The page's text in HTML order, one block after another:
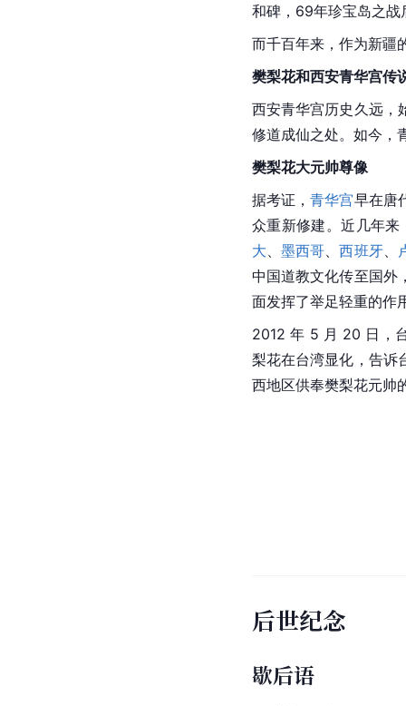
和碑，69年珍宝岛之战
而千百年来，作为新疆
樊梨花和西安青华宫传
西安青华宫历史久远，
修道成仙之处。如今，
樊梨花大元帅尊像
据考证，青华宫早在唐
众重新修建。近几年来
大 、墨西哥 、西班牙、
中国道教文化传至国外
面发挥了举足轻重的作
2012 年 5 月 20 日，
梨花在台湾显化，告诉
西地区供奉樊梨花元帅
后世纪念
歇后语